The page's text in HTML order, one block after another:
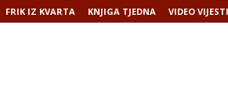
FRIK IZ KVARTA KNJIGA TJEDNA VIDEO VIJESTI